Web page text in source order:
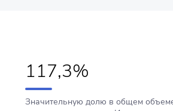
117,3%
Значительную долю в общем